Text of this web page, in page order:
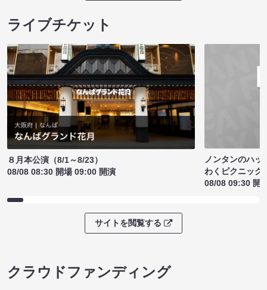
ライブチケット
８月本公演（8/1～8/23）
08/08 08:30 開場 09:00 開演
ノンタンのハッ
わくピクニック
08/08 09:30 開
サイトを閲覧する
クラウドファンディング